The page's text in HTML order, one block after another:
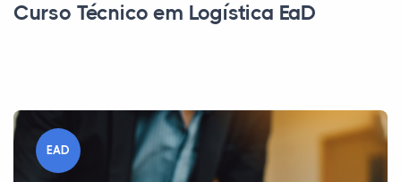
Curso Técnico em Logística EaD
EAD